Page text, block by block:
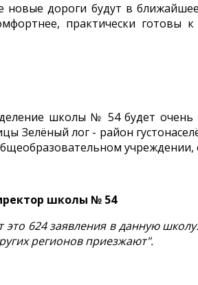
новые дороги будут в
практически готовы
школы № 54 будет очень
Зелёный лог - район
учреждении,
школы № 54
624 заявления в данную
регионов приезжают".